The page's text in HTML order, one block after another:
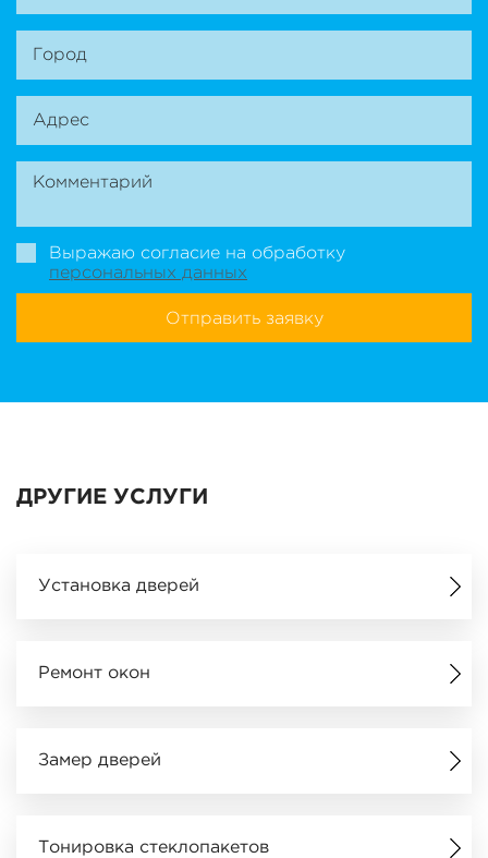
Выражаю согласие на обработку
персональных данных
Отправить заявку
ДРУГИЕ УСЛУГИ
Установка дверей
Ремонт окон
Замер дверей
Тонировка стеклопакетов